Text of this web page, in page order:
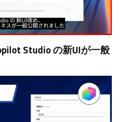
Studio の新UIが一般